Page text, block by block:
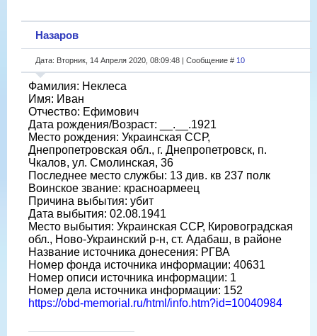
Назаров
Дата: Вторник, 14 Апреля 2020, 08:09:48 | Сообщение # 10
Фамилия: Неклеса
Имя: Иван
Отчество: Ефимович
Дата рождения/Возраст: __.__.1921
Место рождения: Украинская ССР,
Днепропетровская обл., г. Днепропетровск, п.
Чкалов, ул. Смолинская, 36
Последнее место службы: 13 див. кв 237 полк
Воинское звание: красноармеец
Причина выбытия: убит
Дата выбытия: 02.08.1941
Место выбытия: Украинская ССР, Кировоградская
обл., Ново-Украинский р-н, ст. Адабаш, в районе
Название источника донесения: РГВА
Номер фонда источника информации: 40631
Номер описи источника информации: 1
Номер дела источника информации: 152
https://obd-memorial.ru/html/info.htm?id=10040984